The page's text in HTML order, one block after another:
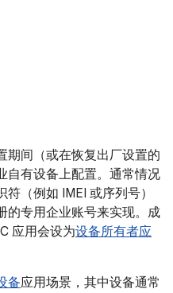
期间（或在恢复出厂设置的
自有设备上配置。通常情况
（例如 IMEI 或序列号）
的专用企业账号来实现。成
应用会设为设备所有者应
备应用场景，其中设备通常